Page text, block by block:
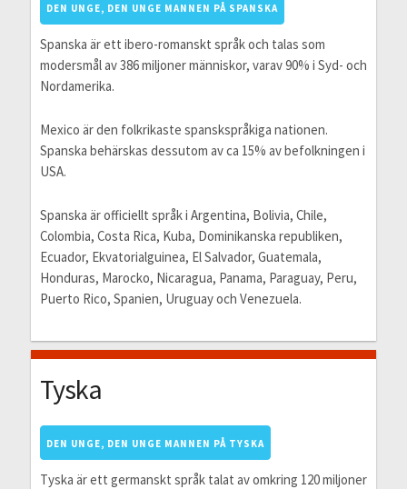
DEN UNGE, DEN UNGE MANNEN PÅ SPANSKA
Spanska är ett ibero-romanskt språk och talas som
modersmål av 386 miljoner människor, varav 90% i Syd- och
Nordamerika.
Mexico är den folkrikaste spanskspråkiga nationen.
Spanska behärskas dessutom av ca 15% av befolkningen i
USA.
Spanska är officiellt språk i Argentina, Bolivia, Chile,
Colombia, Costa Rica, Kuba, Dominikanska republiken,
Ecuador, Ekvatorialguinea, El Salvador, Guatemala,
Honduras, Marocko, Nicaragua, Panama, Paraguay, Peru,
Puerto Rico, Spanien, Uruguay och Venezuela.
Tyska
DEN UNGE, DEN UNGE MANNEN PÅ TYSKA
Tyska är ett germanskt språk talat av omkring 120 miljoner